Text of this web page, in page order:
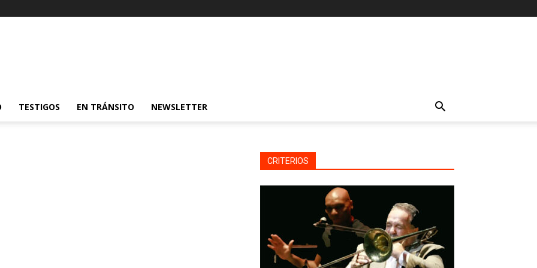
TESTIGOS EN TRÁNSITO NEWSLETTER
CRITERIOS